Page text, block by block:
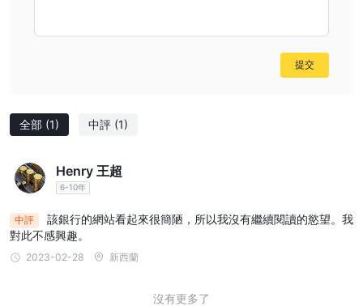
全部 (1) 中評 (1)
Henry 王超
6-10年
中評
該銀行的網站看起來很簡陋，所以我沒有繼續閱讀的慾望。我
對此不感興趣。
2023-02-28 新西蘭
沒有更多了
提交